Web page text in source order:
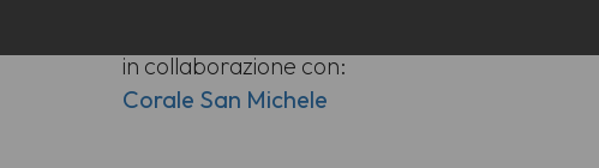
in collaborazione con:
Corale San Michele